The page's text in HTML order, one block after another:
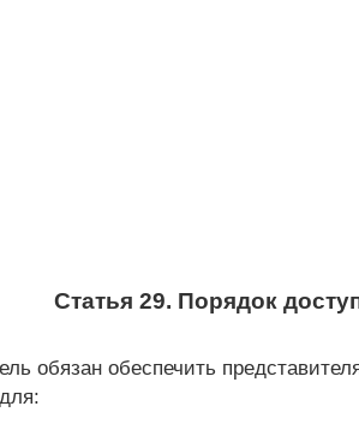
Статья 29. Порядок
обязан обеспечить